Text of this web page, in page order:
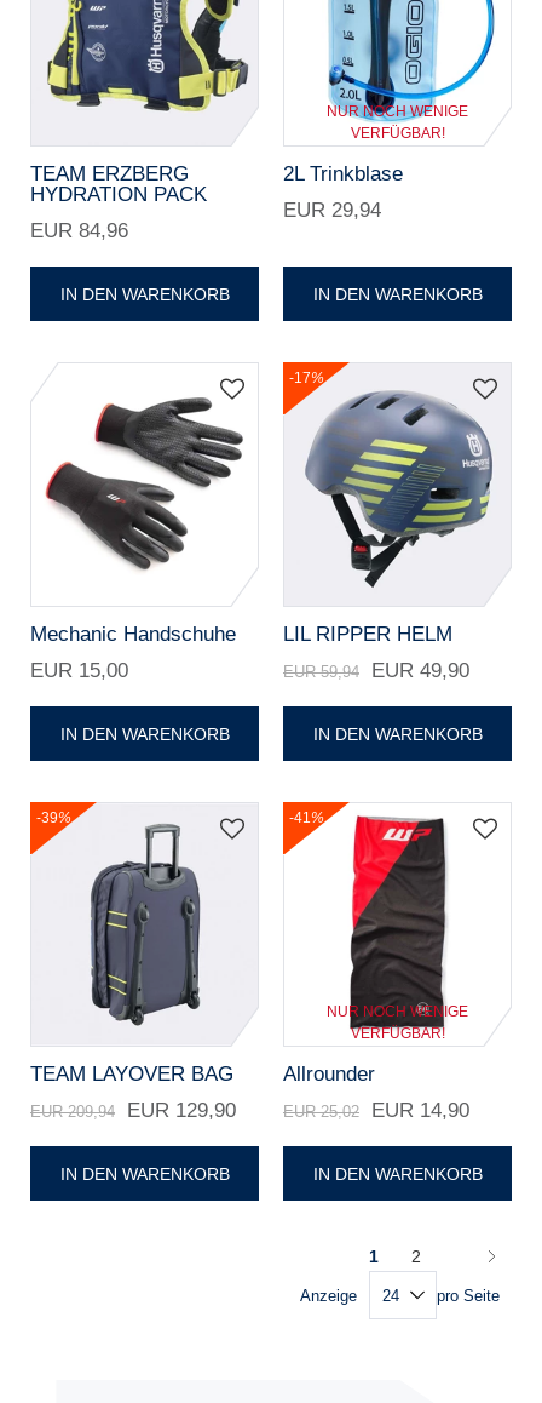
TEAM ERZBERG
HYDRATION PACK
EUR 84,96
IN DEN WARENKORB
NUR NOCH WENIGE
VERFÜGBAR!
2L Trinkblase
EUR 29,94
IN DEN WARENKORB
Mechanic Handschuhe
EUR 15,00
IN DEN WARENKORB
-17%
LIL RIPPER HELM
EUR 59,94 EUR 49,90
IN DEN WARENKORB
-39%
TEAM LAYOVER BAG
EUR 209,94 EUR 129,90
IN DEN WARENKORB
NUR NOCH WENIGE
VERFÜGBAR!
-41%
Allrounder
EUR 25,02 EUR 14,90
IN DEN WARENKORB
1 2
Anzeige pro Seite